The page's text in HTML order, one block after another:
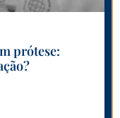
prótese: